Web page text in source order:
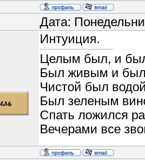
Дата:
Интуиция.
Целым был, и
Был живым и
Чистой был
Был зеленым
Спать ложился
Вечерами все